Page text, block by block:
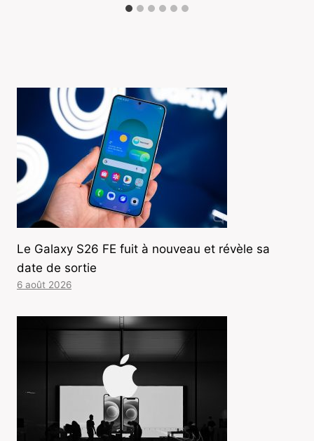
Le Galaxy S26 FE fuit à nouveau et révèle sa
date de sortie
6 août 2026